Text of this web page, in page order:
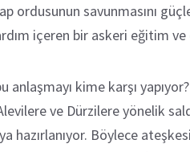
ordusunun savunmasını
içeren bir askeri eğitim ve
anlaşmayı kime karşı
ve Dürzilere yönelik
hazırlanıyor. Böylece